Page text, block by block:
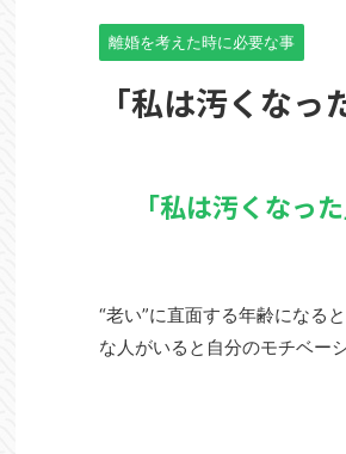
離婚を考えた時に必要な事
「私は汚くなっ
「私は汚くなっ
“老い”に直面する年齢になる
な人がいると自分のモチベー